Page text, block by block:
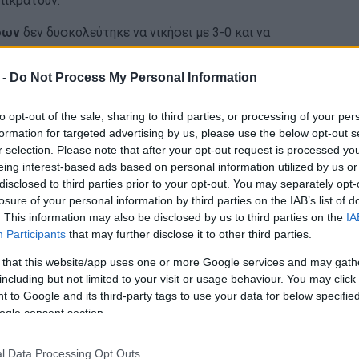
Do Not Process My Personal Information
opt-out of the sale, sharing to third parties, or processing of your
for targeted advertising by us, please use the below opt-out
selection. Please note that after your opt-out request is processed
interest-based ads based on personal information utilized by us
to third parties prior to your opt-out. You may separately
of your personal information by third parties on the IAB’s list of
This information may also be disclosed by us to third parties on the
Participants that may further disclose it to other third parties.
that this website/app uses one or more Google services and may
but not limited to your visit or usage behaviour. You may
to Google and its third-party tags to use your data for below
consent section.
Data Processing Opt Outs
δεν δυσκολεύτηκε να νικήσει με 3-0 και να
στο 28΄ και στη συνέχεια ο Μίντζα στο 40΄
29΄ με τον Χρυσικόπουλο, έχασε 1-5 από τον
στο 36΄με τον Σ. Ξανθό και στο β΄ μέρος πέτυχε
68΄, τον Ψαρρά (με κεφαλιά) στο 66΄ και τον
να λυγίσει τον τοπικό Δία. Το ματς στην
του Πετριτή σκόραρε στο α΄ ημίχρονο της
1-0 και πέρασε στην 2η φάση.